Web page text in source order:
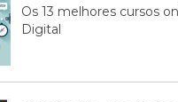
Os 13 melhores cursos
Digital